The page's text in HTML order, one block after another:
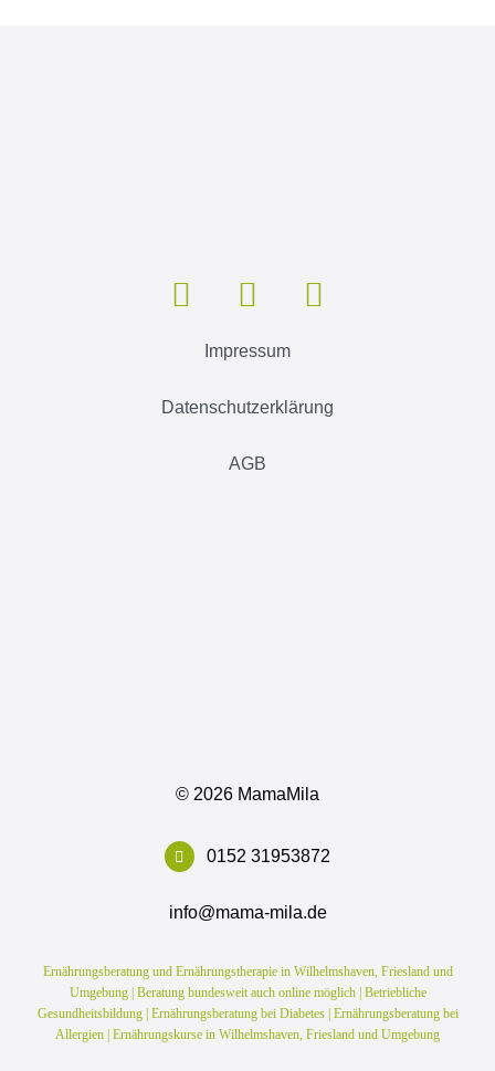
Impressum
Datenschutzerklärung
AGB
© 2026 MamaMila
0152 31953872
info@mama-mila.de
Ernährungsberatung und Ernährungstherapie in Wilhelmshaven, Friesland und
Umgebung | Beratung bundesweit auch online möglich | Betriebliche
Gesundheitsbildung | Ernährungsberatung bei Diabetes | Ernährungsberatung bei
Allergien | Ernährungskurse in Wilhelmshaven, Friesland und Umgebung